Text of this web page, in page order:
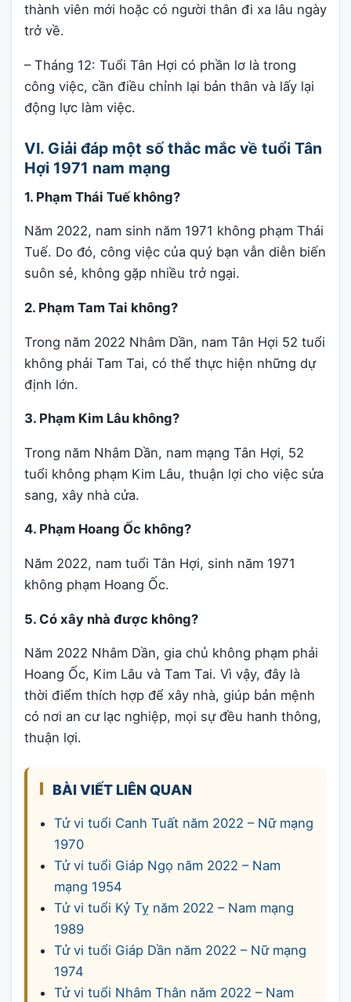
thành viên mới hoặc có người thân đi xa lâu ngày
trở về.
– Tháng 12: Tuổi Tân Hợi có phần lơ là trong
công việc, cần điều chỉnh lại bản thân và lấy lại
động lực làm việc.
VI. Giải đáp một số thắc mắc về tuổi Tân
Hợi 1971 nam mạng
1. Phạm Thái Tuế không?
Năm 2022, nam sinh năm 1971 không phạm Thái
Tuế. Do đó, công việc của quý bạn vẫn diễn biến
suôn sẻ, không gặp nhiều trở ngại.
2. Phạm Tam Tai không?
Trong năm 2022 Nhâm Dần, nam Tân Hợi 52 tuổi
không phải Tam Tai, có thể thực hiện những dự
định lớn.
3. Phạm Kim Lâu không?
Trong năm Nhâm Dần, nam mạng Tân Hợi, 52
tuổi không phạm Kim Lâu, thuận lợi cho việc sửa
sang, xây nhà cửa.
4. Phạm Hoang Ốc không?
Năm 2022, nam tuổi Tân Hợi, sinh năm 1971
không phạm Hoang Ốc.
5. Có xây nhà được không?
Năm 2022 Nhâm Dần, gia chủ không phạm phải
Hoang Ốc, Kim Lâu và Tam Tai. Vì vậy, đây là
thời điểm thích hợp để xây nhà, giúp bản mệnh
có nơi an cư lạc nghiệp, mọi sự đều hanh thông,
thuận lợi.
BÀI VIẾT LIÊN QUAN
Tử vi tuổi Canh Tuất năm 2022 – Nữ mạng
1970
Tử vi tuổi Giáp Ngọ năm 2022 – Nam
mạng 1954
Tử vi tuổi Kỷ Tỵ năm 2022 – Nam mạng
1989
Tử vi tuổi Giáp Dần năm 2022 – Nữ mạng
1974
Tử vi tuổi Nhâm Thân năm 2022 – Nam